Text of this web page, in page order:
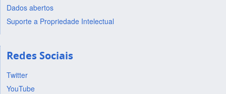
Dados abertos
Suporte a Propriedade Intelectual
Redes Sociais
Twitter
YouTube